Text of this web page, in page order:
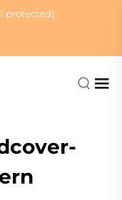
protected]